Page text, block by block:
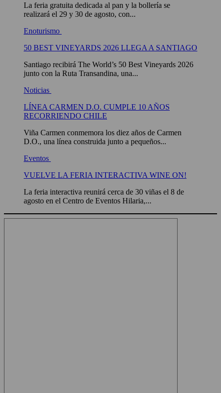
La feria gratuita dedicada al pan y la bollería se
realizará el 29 y 30 de agosto, con...
Enoturismo
50 BEST VINEYARDS 2026 LLEGA A SANTIAGO
Santiago recibirá The World’s 50 Best Vineyards 2026
junto con la Ruta Transandina, una...
Noticias
LÍNEA CARMEN D.O. CUMPLE 10 AÑOS
RECORRIENDO CHILE
Viña Carmen conmemora los diez años de Carmen
D.O., una línea construida junto a pequeños...
Eventos
VUELVE LA FERIA INTERACTIVA WINE ON!
La feria interactiva reunirá cerca de 30 viñas el 8 de
agosto en el Centro de Eventos Hilaria,...